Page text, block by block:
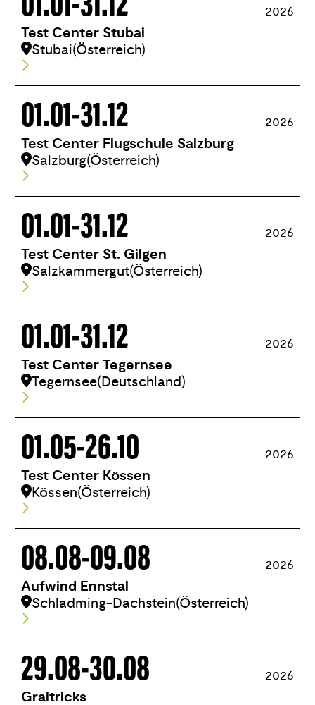
01.01-31.12 2026
Test Center Stubai
Stubai(Österreich)
01.01-31.12 2026
Test Center Flugschule Salzburg
Salzburg(Österreich)
01.01-31.12 2026
Test Center St. Gilgen
Salzkammergut(Österreich)
01.01-31.12 2026
Test Center Tegernsee
Tegernsee(Deutschland)
01.05-26.10 2026
Test Center Kössen
Kössen(Österreich)
08.08-09.08 2026
Aufwind Ennstal
Schladming-Dachstein(Österreich)
29.08-30.08 2026
Graitricks